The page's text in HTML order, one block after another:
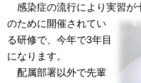
感染症の流行により実習が
のために開催されてい
る研修で、今年で3年目
になります。
配属部署以外で先輩